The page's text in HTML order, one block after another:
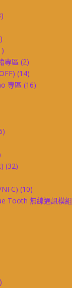
專區 (2)
(14)
專區 (16)
(32)
(10)
Tooth 無線通訊模組